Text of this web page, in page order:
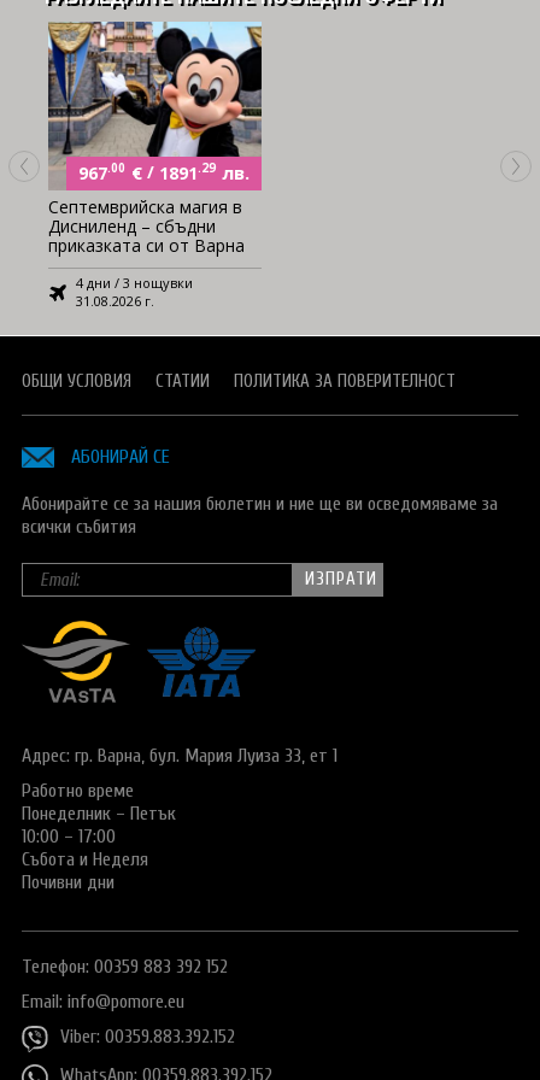
967.00 €/ 1891.29 лв.
Септемврийска магия в
Дисниленд – сбъдни
приказката си от Варна
4 дни / 3 нощувки
31.08.2026 г.
ОБЩИ УСЛОВИЯ СТАТИИ ПОЛИТИКА ЗА ПОВЕРИТЕЛНОСТ
АБОНИРАЙ СЕ
Абонирайте се за нашия бюлетин и ние ще ви осведомяваме за
всички събития
Адрес: гр. Варна, бул. Мария Луиза 33, ет 1
Работно време
Понеделник – Петък
10:00 – 17:00
Събота и Неделя
Почивни дни
Телефон: 00359 883 392 152
Email: info@pomore.eu
Viber: 00359.883.392.152
WhatsApp: 00359.883.392.152